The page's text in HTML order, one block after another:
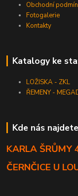
Obchodní
Fotogalerie
Kontakty
Katalogy ke
LOŽISKA - ZKL
ŘEMENY -
Kde nás najdete
KARLA ŠRŮMY
ČERNČICE U